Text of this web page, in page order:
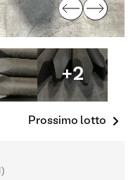
+2
Prossimo lotto
)